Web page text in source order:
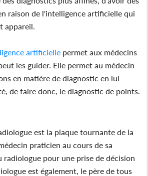
raison de l'intelligence artificielle qui
appareil.
artificielle permet aux médecins
les guider. Elle permet au médecin
en matière de diagnostic en lui
de faire donc, le diagnostic de points.
est la plaque tournante de la
praticien au cours de sa
radiologue pour une prise de décision
est également, le père de tous